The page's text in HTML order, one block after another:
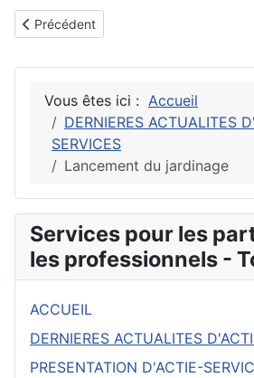
Services pour les
les professionnels -
ACCUEIL
DERNIERES ACTUALITES
PRESENTATION D'ACTIE-
Article précédent : Publication index
Précédent
Vous êtes ici : Accueil
DERNIERES ACTUALITES
SERVICES
Lancement du jardinage